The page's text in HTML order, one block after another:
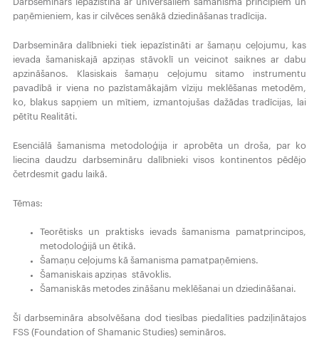
Darbseminārs iepazīstina ar universāliem šamanisma principiem un
paņēmieniem, kas ir cilvēces senākā dziedināšanas tradīcija.
Darbsemināra dalībnieki tiek iepazīstināti ar šamaņu ceļojumu, kas
ievada šamaniskajā apziņas stāvoklī un veicinot saiknes ar dabu
apzināšanos. Klasiskais šamaņu ceļojumu sitamo instrumentu
pavadībā ir viena no pazīstamākajām vīziju meklēšanas metodēm,
ko, blakus sapņiem un mītiem, izmantojušas dažādas tradīcijas, lai
pētītu Realitāti.
Esenciālā šamanisma metodoloģija ir aprobēta un droša, par ko
liecina daudzu darbsemināru dalībnieki visos kontinentos pēdējo
četrdesmit gadu laikā.
Tēmas:
Teorētisks un praktisks ievads šamanisma pamatprincipos,
metodoloģijā un ētikā.
Šamaņu ceļojums kā šamanisma pamatpaņēmiens.
Šamaniskais apziņas stāvoklis.
Šamaniskās metodes zināšanu meklēšanai un dziedināšanai.
Šī darbsemināra absolvēšana dod tiesības piedalīties padziļinātajos
FSS (Foundation of Shamanic Studies) semināros.